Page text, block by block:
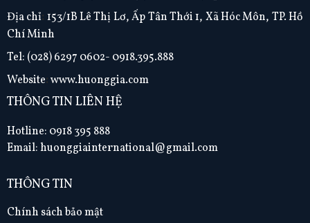
Địa chỉ: 153/1B Lê Thị Lơ, Ấp Tân Thới 1, Xã Hóc Môn, TP. Hồ
Chí Minh
Tel: (028) 6297 0602- 0918.395.888
Website:www.huonggia.com
THÔNG TIN LIÊN HỆ
Hotline: 0918 395 888
Email: huonggiainternational@gmail.com
THÔNG TIN
Chính sách bảo mật